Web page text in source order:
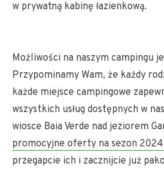
w prywatną kabinę łazienkową.
Możliwości na naszym campingu
Przypominamy Wam, że każdy
każde miejsce campingowe
wszystkich usług dostępnych w
wiosce Baia Verde nad jeziorem
promocyjne oferty na sezon
przegapcie ich i zacznijcie już